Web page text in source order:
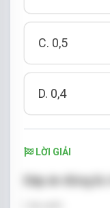
C. 0,5
D. 0,4
LỜI GIẢI
Đáp án đúng là: A